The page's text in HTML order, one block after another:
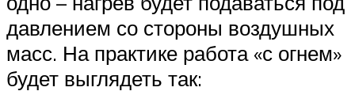
давлением со стороны воздушных
масс. На практике работа «с огнем»
будет выглядеть так: